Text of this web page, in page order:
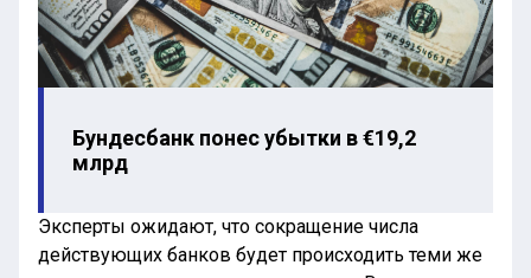
Бундесбанк понес убытки в €19,2
млрд
Эксперты ожидают, что сокращение числа
действующих банков будет происходить теми же